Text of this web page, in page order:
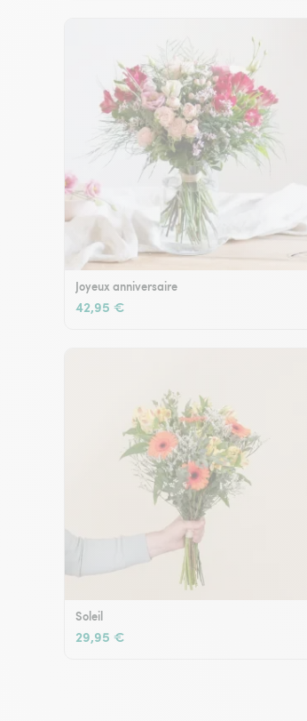
Joyeux anniversaire
42,95 €
Soleil
29,95 €